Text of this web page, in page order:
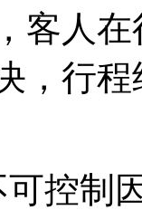
客人
，行
控制